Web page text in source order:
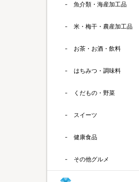
魚介類・海産加工品
米・梅干・農産加工品
お茶・お酒・飲料
はちみつ・調味料
くだもの・野菜
スイーツ
健康食品
その他グルメ